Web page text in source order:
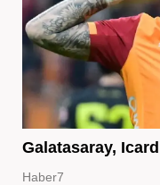
Galatasaray,
Haber7